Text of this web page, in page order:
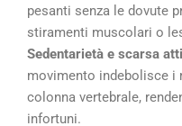
pesanti senza le dovute
stiramenti muscolari o
Sedentarietà e scarsa
movimento indebolisce i
colonna vertebrale,
infortuni.